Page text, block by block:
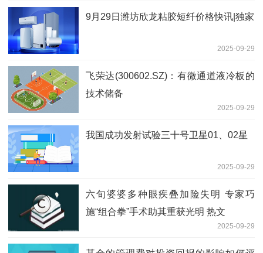
9月29日潍坊欣龙粘胶短纤价格快讯|独家
2025-09-29
飞荣达(300602.SZ)：有微通道液冷板的
技术储备
2025-09-29
我国成功发射试验三十号卫星01、02星
2025-09-29
六旬婆婆多种眼疾叠加险失明 专家巧
施“组合拳”手术助其重获光明 热文
2025-09-29